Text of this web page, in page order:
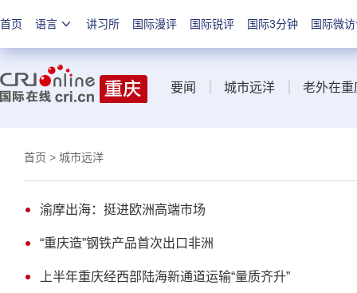
首页 语言 讲习所 国际漫评 国际锐评 国际3分钟 国际微
要闻 城市远洋 老外在重
首页 > 城市远洋
渝摩出海：挺进欧洲高端市场
“重庆造”钢铁产品首次出口非洲
上半年重庆经西部陆海新通道运输“量质齐升”